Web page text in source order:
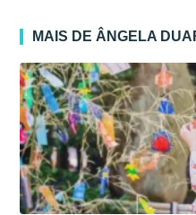
MAIS DE ÂNGELA